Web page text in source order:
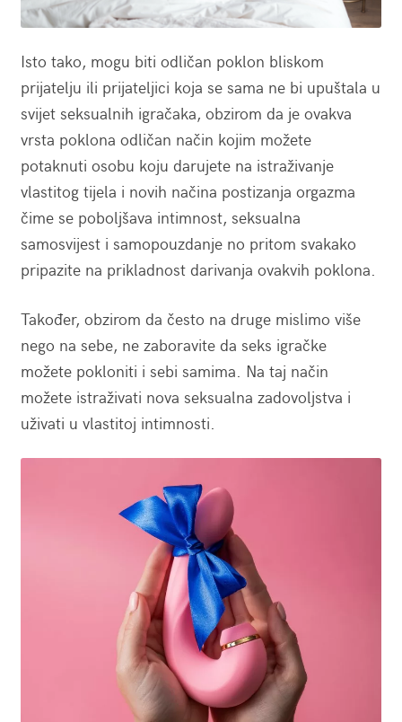
Isto tako, mogu biti odličan poklon bliskom
prijatelju ili prijateljici koja se sama ne bi upuštala u
svijet seksualnih igračaka, obzirom da je ovakva
vrsta poklona odličan način kojim možete
potaknuti osobu koju darujete na istraživanje
vlastitog tijela i novih načina postizanja orgazma
čime se poboljšava intimnost, seksualna
samosvijest i samopouzdanje no pritom svakako
pripazite na prikladnost darivanja ovakvih poklona.
Također, obzirom da često na druge mislimo više
nego na sebe, ne zaboravite da seks igračke
možete pokloniti i sebi samima. Na taj način
možete istraživati nova seksualna zadovoljstva i
uživati u vlastitoj intimnosti.